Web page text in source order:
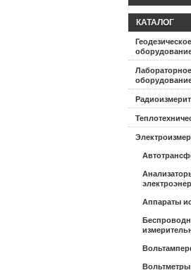
КАТАЛОГ
Геодезическое
Лабораторное
Аппараты
Вольтметры